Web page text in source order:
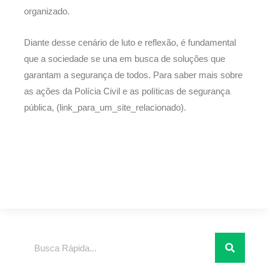
organizado.
Diante desse cenário de luto e reflexão, é fundamental
que a sociedade se una em busca de soluções que
garantam a segurança de todos. Para saber mais sobre
as ações da Polícia Civil e as políticas de segurança
pública, (link_para_um_site_relacionado).